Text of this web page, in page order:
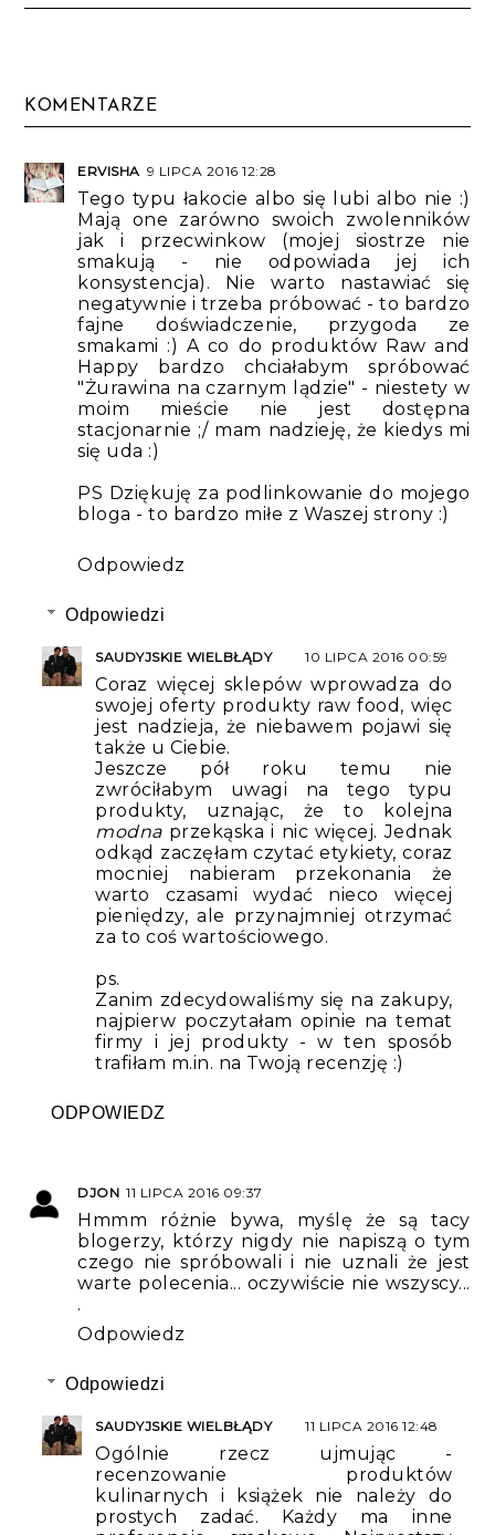
KOMENTARZE
ERVISHA 9 LIPCA 2016 12:28
Tego typu łakocie albo się lubi albo nie :)
Mają one zarówno swoich zwolenników
jak i przecwinkow (mojej siostrze nie
smakują - nie odpowiada jej ich
konsystencja). Nie warto nastawiać się
negatywnie i trzeba próbować - to bardzo
fajne doświadczenie, przygoda ze
smakami :) A co do produktów Raw and
Happy bardzo chciałabym spróbować
"Żurawina na czarnym lądzie" - niestety w
moim mieście nie jest dostępna
stacjonarnie ;/ mam nadzieję, że kiedys mi
się uda :)
PS Dziękuję za podlinkowanie do mojego
bloga - to bardzo miłe z Waszej strony :)
Odpowiedz
Odpowiedzi
SAUDYJSKIE WIELBŁĄDY 10 LIPCA 2016 00:59
Coraz więcej sklepów wprowadza do
swojej oferty produkty raw food, więc
jest nadzieja, że niebawem pojawi się
także u Ciebie.
Jeszcze pół roku temu nie
zwróciłabym uwagi na tego typu
produkty, uznając, że to kolejna
modnaprzekąska i nic więcej. Jednak
odkąd zaczęłam czytać etykiety, coraz
mocniej nabieram przekonania że
warto czasami wydać nieco więcej
pieniędzy, ale przynajmniej otrzymać
za to coś wartościowego.
ps.
Zanim zdecydowaliśmy się na zakupy,
najpierw poczytałam opinie na temat
firmy i jej produkty - w ten sposób
trafiłam m.in. na Twoją recenzję :)
ODPOWIEDZ
DJON 11 LIPCA 2016 09:37
Hmmm różnie bywa, myślę że są tacy
blogerzy, którzy nigdy nie napiszą o tym
czego nie spróbowali i nie uznali że jest
warte polecenia... oczywiście nie wszyscy...
.
Odpowiedz
Odpowiedzi
SAUDYJSKIE WIELBŁĄDY 11 LIPCA 2016 12:48
Ogólnie rzecz ujmując -
recenzowanie produktów
kulinarnych i książek nie należy do
prostych zadać. Każdy ma inne